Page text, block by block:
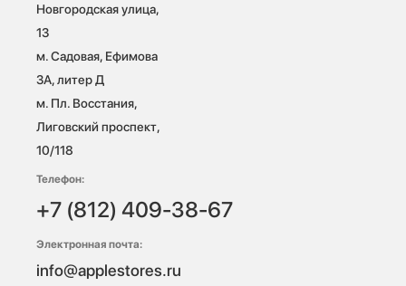
Новгородская улица,
13
м. Садовая, Ефимова
3А, литер Д
м. Пл. Восстания,
Лиговский проспект,
10/118
Телефон:
+7 (812) 409-38-67
Электронная почта:
info@applestores.ru